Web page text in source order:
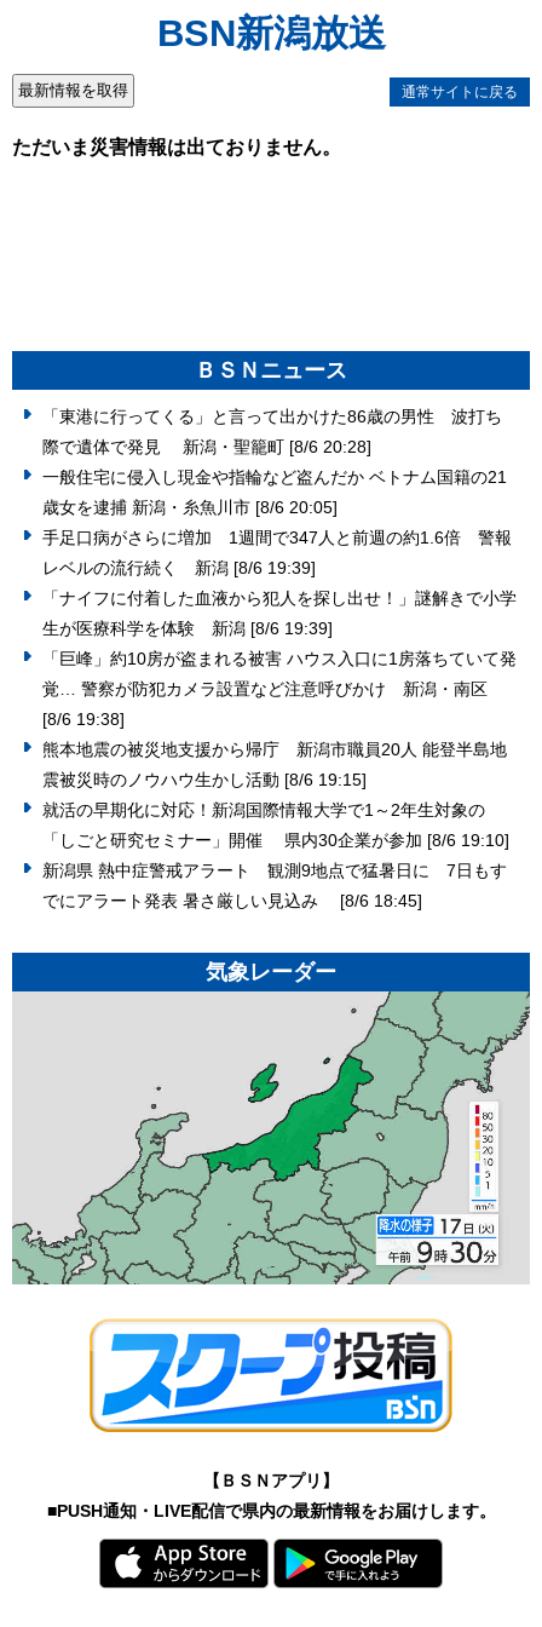
BSN新潟放送
通常サイトに戻る
ＢＳＮニュース
「東港に行ってくる」と言って出かけた86歳の男性 波打ち
際で遺体で発見 新潟・聖籠町 [8/6 20:28]
一般住宅に侵入し現金や指輪など盗んだか ベトナム国籍の21
歳女を逮捕 新潟・糸魚川市 [8/6 20:05]
手足口病がさらに増加 1週間で347人と前週の約1.6倍 警報
レベルの流行続く 新潟 [8/6 19:39]
「ナイフに付着した血液から犯人を探し出せ！」謎解きで小学
生が医療科学を体験 新潟 [8/6 19:39]
「巨峰」約10房が盗まれる被害 ハウス入口に1房落ちていて発
覚… 警察が防犯カメラ設置など注意呼びかけ 新潟・南区
[8/6 19:38]
熊本地震の被災地支援から帰庁 新潟市職員20人 能登半島地
震被災時のノウハウ生かし活動 [8/6 19:15]
就活の早期化に対応！新潟国際情報大学で1～2年生対象の
「しごと研究セミナー」開催 県内30企業が参加 [8/6 19:10]
新潟県 熱中症警戒アラート 観測9地点で猛暑日に 7日もす
でにアラート発表 暑さ厳しい見込み
[8/6 18:45]
気象レーダー
【ＢＳＮアプリ】
■PUSH通知・LIVE配信で県内の最新情報をお届けします。